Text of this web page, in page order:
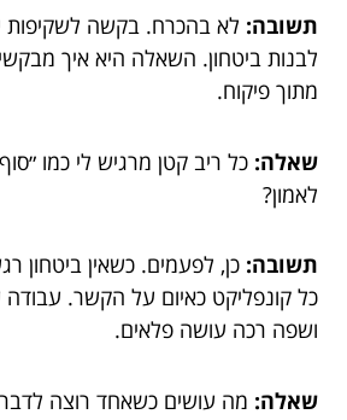
תשובה: לא בהכרח. בקשה לשקיפות
לבנות ביטחון. השאלה היא איך
מתוך פיקוח.
שאלה: כל ריב קטן מרגיש לי כמו
לאמון?
תשובה: כן, לפעמים. כשאין ביטחון
כל קונפליקט כאיום על הקשר.
ושפה רכה עושה פלאים.
שאלה: מה עושים כשאחד רוצה לדבר